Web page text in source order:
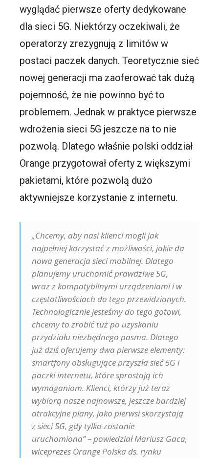
wyglądać pierwsze oferty dedykowane
dla sieci 5G. Niektórzy oczekiwali, że
operatorzy zrezygnują z limitów w
postaci paczek danych. Teoretycznie sieć
nowej generacji ma zaoferować tak dużą
pojemność, że nie powinno być to
problemem. Jednak w praktyce pierwsze
wdrożenia sieci 5G jeszcze na to nie
pozwolą. Dlatego właśnie polski oddział
Orange przygotował oferty z większymi
pakietami, które pozwolą dużo
aktywniejsze korzystanie z internetu.
„Chcemy, aby nasi klienci mogli jak
najpełniej korzystać z możliwości, jakie da
nowa generacja sieci mobilnej. Dlatego
planujemy uruchomić prawdziwe 5G,
wraz z kompatybilnymi urządzeniami i w
częstotliwościach do tego przewidzianych.
Technologicznie jesteśmy do tego gotowi,
chcemy to zrobić tuż po uzyskaniu
przydziału niezbędnego pasma. Dlatego
już dziś oferujemy dwa pierwsze elementy:
smartfony obsługujące przyszła sieć 5G i
paczki internetu, które sprostają ich
wymaganiom. Klienci, którzy już teraz
wybiorą nasze najnowsze, jeszcze bardziej
atrakcyjne plany, jako pierwsi skorzystają
z sieci 5G, gdy tylko zostanie
uruchomiona” – powiedział Mariusz Gaca,
wiceprezes Orange Polska ds. rynku